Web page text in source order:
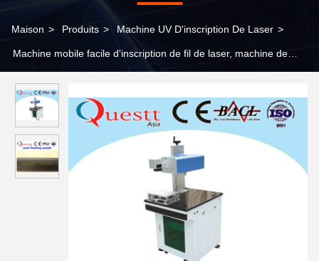
Maison > Produits > Machine UV D'inscription De Laser >
Machine mobile facile d'inscription de fil de laser, machine de